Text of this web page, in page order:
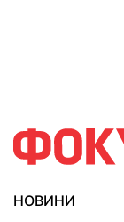
НОВИНИ